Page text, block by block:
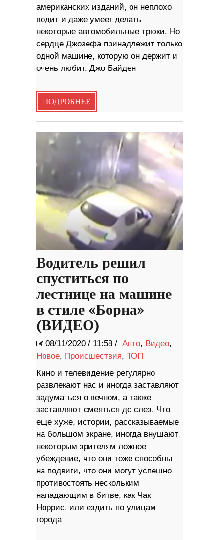
американских изданий, он неплохо
водит и даже умеет делать
некоторые автомобильные трюки. Но
сердце Джозефа принадлежит только
одной машине, которую он держит и
очень любит. Джо Байден
ПОДРОБНЕЕ
Водитель решил
спуститься по
лестнице на машине
в стиле «Борна»
(ВИДЕО)
08/11/2020 / 11:58 / Авто, Видео,
Новое, Происшествия, ТОП
Кино и телевидение регулярно
развлекают нас и иногда заставляют
задуматься о вечном, а также
заставляют смеяться до слез. Что
еще хуже, истории, рассказываемые
на большом экране, иногда внушают
некоторым зрителям ложное
убеждение, что они тоже способны
на подвиги, что они могут успешно
противостоять нескольким
нападающим в битве, как Чак
Норрис, или ездить по улицам
города